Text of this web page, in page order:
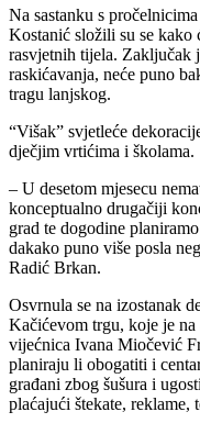
Na sastanku s
Kostanić složili su se kako
rasvjetnih tijela. Zaključak
raskićavanja, neće puno
tragu lanjskog.
“Višak” svjetleće
dječjim vrtićima i školama.
– U desetom mjesecu
konceptualno drugačiji
grad te dogodine
dakako puno više posla
Radić Brkan.
Osvrnula se na izostanak
Kačićevom trgu, koje je
vijećnica Ivana Miočević
planiraju li obogatiti i
građani zbog šušura i
plaćajući štekate, reklame,